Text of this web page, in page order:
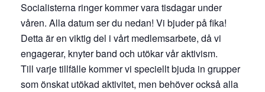
Socialisterna ringer kommer vara tisdagar under
våren. Alla datum ser du nedan! Vi bjuder på fika!
Detta är en viktig del i vårt medlemsarbete, då vi
engagerar, knyter band och utökar vår aktivism.
Till varje tillfälle kommer vi speciellt bjuda in grupper
som önskat utökad aktivitet, men behöver också alla